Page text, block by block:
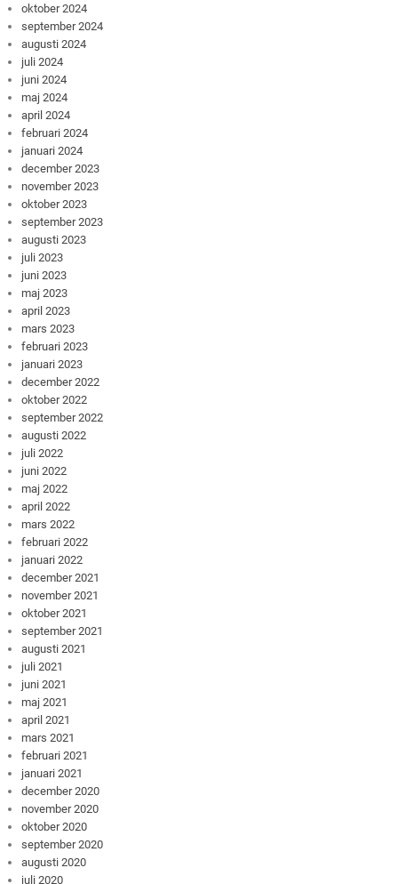
oktober 2024
september 2024
augusti 2024
juli 2024
juni 2024
maj 2024
april 2024
februari 2024
januari 2024
december 2023
november 2023
oktober 2023
september 2023
augusti 2023
juli 2023
juni 2023
maj 2023
april 2023
mars 2023
februari 2023
januari 2023
december 2022
oktober 2022
september 2022
augusti 2022
juli 2022
juni 2022
maj 2022
april 2022
mars 2022
februari 2022
januari 2022
december 2021
november 2021
oktober 2021
september 2021
augusti 2021
juli 2021
juni 2021
maj 2021
april 2021
mars 2021
februari 2021
januari 2021
december 2020
november 2020
oktober 2020
september 2020
augusti 2020
juli 2020